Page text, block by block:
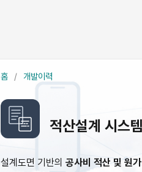
홈 / 개발이력
적산설계 시스
설계도면 기반의 공사비 적산 및 원